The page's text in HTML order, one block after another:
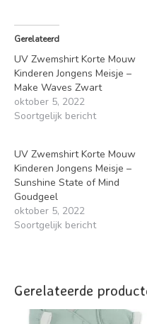
Gerelateerd
UV Zwemshirt Korte Mouw
Kinderen Jongens Meisje –
Make Waves Zwart
oktober 5, 2022
Soortgelijk bericht
UV Zwemshirt Korte Mouw
Kinderen Jongens Meisje –
Sunshine State of Mind
Goudgeel
oktober 5, 2022
Soortgelijk bericht
Gerelateerde